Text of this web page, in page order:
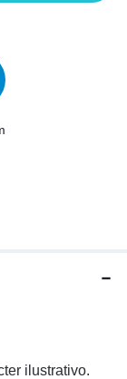
ilustrativo.